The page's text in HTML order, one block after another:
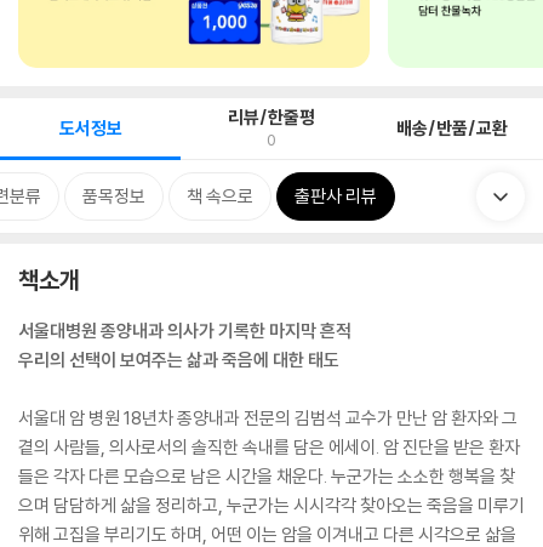
도서정보 리뷰/한줄평
0 배송/반품/교환
분류 품목정보 책 속으로 출판사 리뷰
책소개
서울대병원 종양내과 의사가 기록한 마지막 흔적
우리의 선택이 보여주는 삶과 죽음에 대한 태도
서울대 암 병원 18년차 종양내과 전문의 김범석 교수가 만난 암 환자와 그
곁의 사람들, 의사로서의 솔직한 속내를 담은 에세이. 암 진단을 받은 환자
들은 각자 다른 모습으로 남은 시간을 채운다. 누군가는 소소한 행복을 찾
으며 담담하게 삶을 정리하고, 누군가는 시시각각 찾아오는 죽음을 미루기
위해 고집을 부리기도 하며, 어떤 이는 암을 이겨내고 다른 시각으로 삶을